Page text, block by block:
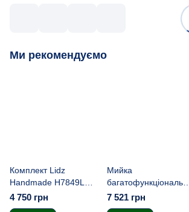
Ми рекомендуємо
Комплект Lidz
Handmade H7849L
Мийка для кухні
інтегрована крило
4 750 грн
Мийка
багатофункціональна
Mixxus MH7546-SET-
06.SUS304 DECOR з
7 521 грн